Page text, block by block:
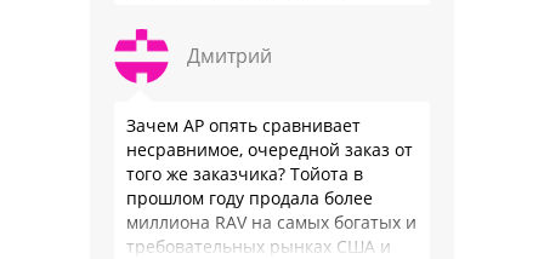
быть уверенным, что она меня
везде довезет и …
Дмитрий
Зачем АР опять сравнивает
несравнимое, очередной заказ от
того же заказчика? Тойота в
прошлом году продала более
миллиона RAV на самых богатых и
требовательных рынках США и